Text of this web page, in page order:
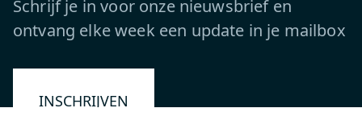
Schrijf je in voor onze nieuwsbrief en
ontvang elke week een update in je mailbox
INSCHRIJVEN